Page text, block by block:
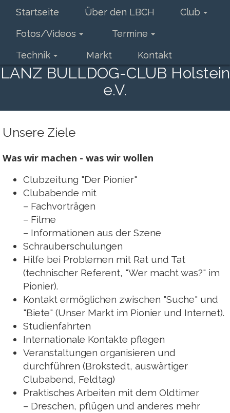
Startseite Über den LBCH
Club
Fotos/Videos
Termine
Technik
Markt Kontakt
LANZ BULLDOG-CLUB Holstein
e.V.
Unsere Ziele
Was wir machen - was wir wollen
Clubzeitung "Der Pionier"
Clubabende mit
– Fachvorträgen
– Filme
– Informationen aus der Szene
Schrauberschulungen
Hilfe bei Problemen mit Rat und Tat
(technischer Referent, "Wer macht was?" im
Pionier).
Kontakt ermöglichen zwischen "Suche" und
"Biete" (Unser Markt im Pionier und Internet).
Studienfahrten
Internationale Kontakte pflegen
Veranstaltungen organisieren und
durchführen (Brokstedt, auswärtiger
Clubabend, Feldtag)
Praktisches Arbeiten mit dem Oldtimer
– Dreschen, pflügen und anderes mehr